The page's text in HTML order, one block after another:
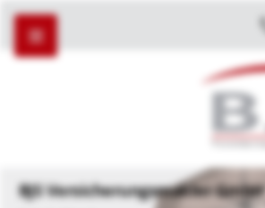
BJS Versicherungsmakler GmbH